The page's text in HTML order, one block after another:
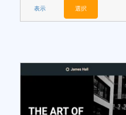
表示 選択